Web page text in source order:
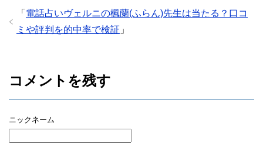
「 電話占いヴェルニの楓蘭(ふらん)先生は当たる？口コ
ミや評判を的中率で検証 」
コメントを残す
ニックネーム